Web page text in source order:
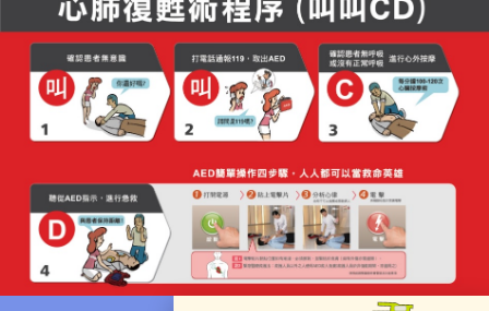
指示操作進行急救。